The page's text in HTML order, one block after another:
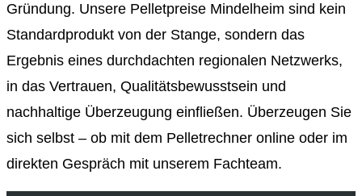
Gründung. Unsere Pelletpreise Mindelheim sind kein
Standardprodukt von der Stange, sondern das
Ergebnis eines durchdachten regionalen Netzwerks,
in das Vertrauen, Qualitätsbewusstsein und
nachhaltige Überzeugung einfließen. Überzeugen Sie
sich selbst – ob mit dem Pelletrechner online oder im
direkten Gespräch mit unserem Fachteam.